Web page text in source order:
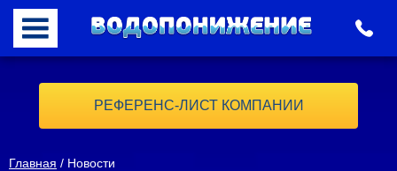
РЕФЕРЕНС-ЛИСТ КОМПАНИИ
Главная / Новости